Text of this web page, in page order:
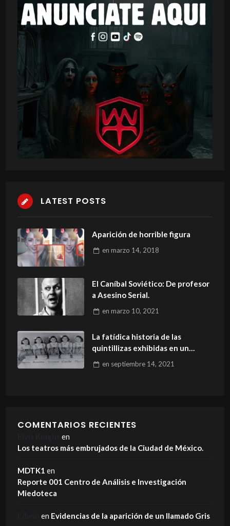
LATEST POSTS
Aparición de horrible figura
en marzo 14, 2018
El Caníbal Soviético: De profesor
a Asesino Serial.
en marzo 10, 2021
La fatídica historia de las
quintillizas exhibidas en un
zoológico.
en septiembre 14, 2021
COMENTARIOS RECIENTES
en
Los teatros más embrujados de la Ciudad de México.
MDTK1 en
Reporte 001 Centro de Análisis e Investigación
Miedoteca
en Evidencias de la aparición de un llamado Gris